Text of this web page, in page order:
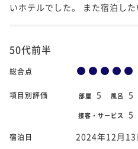
いホテルでした。 また宿泊した
50代前半
総合点
項目別評価 部屋 5 風呂 5
接客・サービス 5
宿泊日 2024年12月13